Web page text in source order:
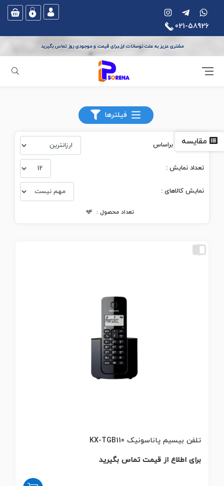
021-58926
مشتری عزیز به علت نوسانات ارز،برای قیمت و موجودی روز تماس بگیرید
جستجو آی پی سورنا تلفن بی سیم
فیلترها
مقایسه
مرتب‌سازی بر‌اساس
تعداد نمایش :
نمایش کالاهای :
تعداد محصول : 94
تلفن بیسیم پاناسونیک KX-TGB110
برای اطلاع از قیمت تماس بگیرید